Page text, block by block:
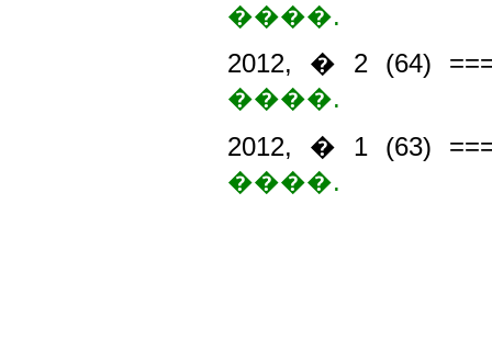
����.
2012, � 2 (64)
����.
2012, � 1 (63)
����.